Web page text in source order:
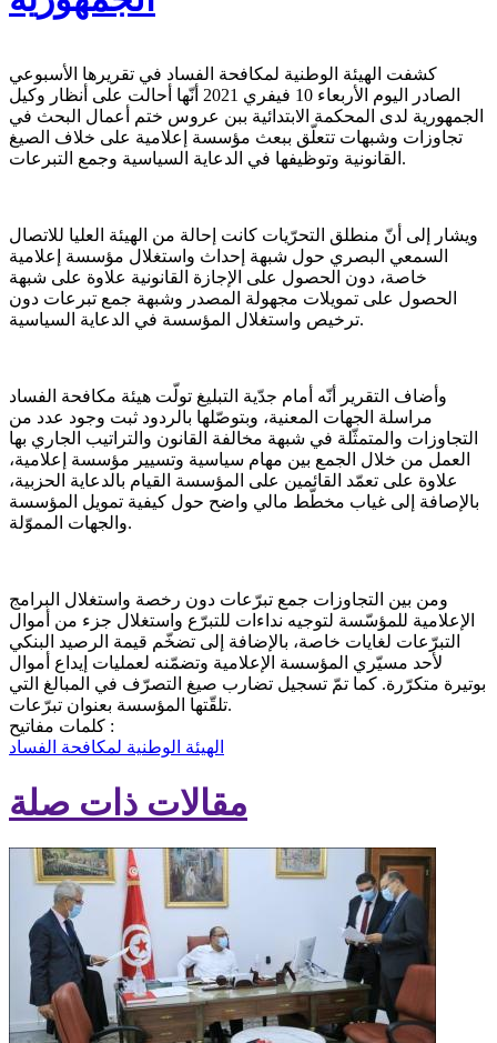
كشفت الهيئة الوطنية لمكافحة الفساد في تقريرها الأسبوعي
الصادر اليوم الأربعاء 10 فيفري 2021 أنّها أحالت على أنظار وكيل
الجمهورية لدى المحكمة الابتدائية ببن عروس ختم أعمال البحث في
تجاوزات وشبهات تتعلّق ببعث مؤسسة إعلامية على خلاف الصيغ
القانونية وتوظيفها في الدعاية السياسية وجمع التبرعات.
ويشار إلى أنّ منطلق التحرّيات كانت إحالة من الهيئة العليا للاتصال
السمعي البصري حول شبهة إحداث واستغلال مؤسسة إعلامية
خاصة، دون الحصول على الإجازة القانونية علاوة على شبهة
الحصول على تمويلات مجهولة المصدر وشبهة جمع تبرعات دون
ترخيص واستغلال المؤسسة في الدعاية السياسية.
وأضاف التقرير أنّه أمام جدّية التبليغ تولّت هيئة مكافحة الفساد
مراسلة الجهات المعنية، وبتوصّلها بالردود ثبت وجود عدد من
التجاوزات والمتمثّلة في شبهة مخالفة القانون والتراتيب الجاري بها
العمل من خلال الجمع بين مهام سياسية وتسيير مؤسسة إعلامية،
علاوة على تعمّد القائمين على المؤسسة القيام بالدعاية الحزبية،
بالإصافة إلى غياب مخطّط مالي واضح حول كيفية تمويل المؤسسة
والجهات المموّلة.
ومن بين التجاوزات جمع تبرّعات دون رخصة واستغلال البرامج
الإعلامية للمؤسّسة لتوجيه نداءات للتبرّع واستغلال جزء من أموال
التبرّعات لغايات خاصة، بالإضافة إلى تضخّم قيمة الرصيد البنكي
لأحد مسيّري المؤسسة الإعلامية وتضمّنه لعمليات إيداع أموال
بوتيرة متكرّرة. كما تمّ تسجيل تضارب صيغ التصرّف في المبالغ التي
تلقّتها المؤسسة بعنوان تبرّعات.
كلمات مفاتيح :
الهيئة الوطنية لمكافحة الفساد
مقالات ذات صلة